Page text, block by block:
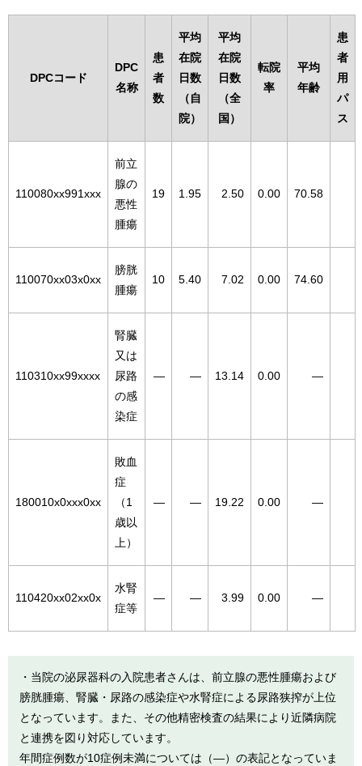
DPCコード
DPC
名称
患
者
数
平均
在院
日数
（自
院）
平均
在院
日数
（全
国）
転院
率
平均
年齢
患
者
用
パ
ス
110080xx991xxx
前立
腺の
悪性
腫瘍
19 1.95 2.50 0.00 70.58
110070xx03x0xx
膀胱
腫瘍
10 5.40 7.02 0.00 74.60
110310xx99xxxx
腎臓
又は
尿路
の感
染症
― ― 13.14 0.00 ―
180010x0xxx0xx
敗血
症
（1
歳以
上）
― ― 19.22 0.00 ―
110420xx02xx0x
水腎
症等
― ― 3.99 0.00 ―
・当院の泌尿器科の入院患者さんは、前立腺の悪性腫瘍および
膀胱腫瘍、腎臓・尿路の感染症や水腎症による尿路狭搾が上位
となっています。また、その他精密検査の結果により近隣病院
と連携を図り対応しています。
年間症例数が10症例未満については（―）の表記となっていま